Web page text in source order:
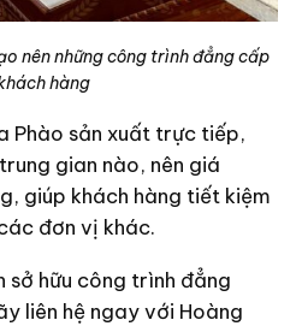
nên những công trình đẳng cấp
hàng
Phào sản xuất trực tiếp,
gian nào, nên giá
giúp khách hàng tiết kiệm
đơn vị khác.
sở hữu công trình đẳng
liên hệ ngay với Hoàng